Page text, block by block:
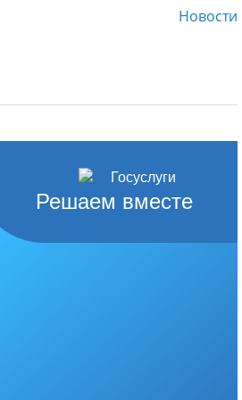
Новости
Решаем вместе